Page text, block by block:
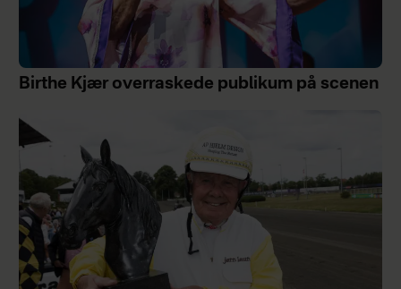
Birthe Kjær overraskede publikum på scenen